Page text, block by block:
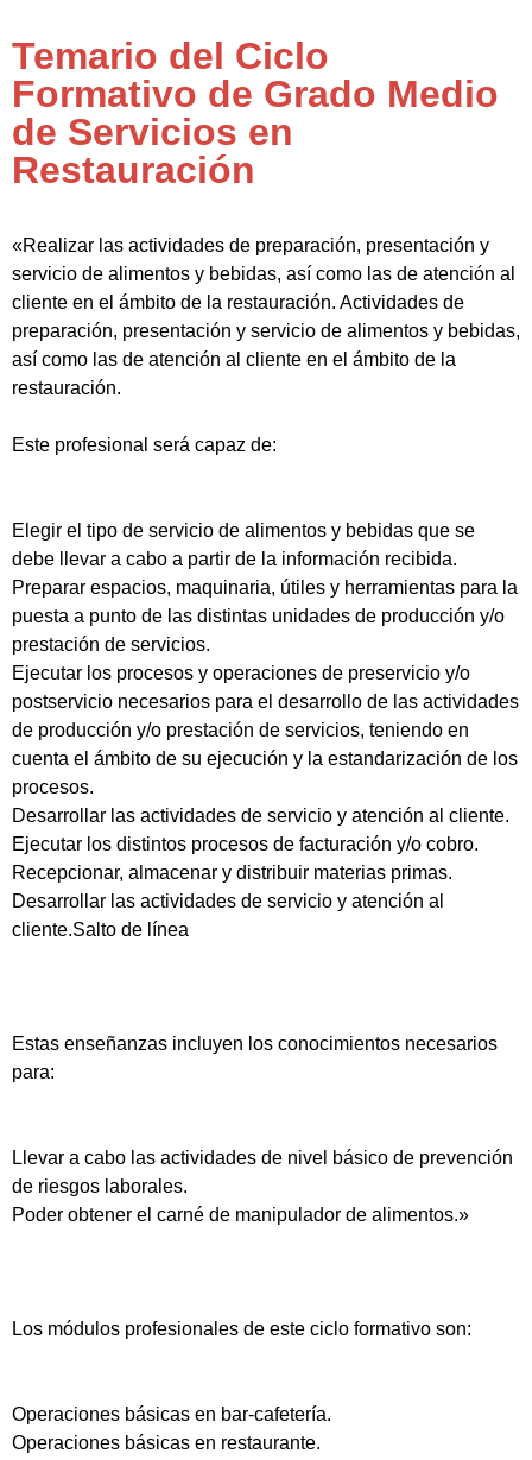
Temario del Ciclo
Formativo de Grado Medio
de Servicios en
Restauración
«Realizar las actividades de preparación, presentación y
servicio de alimentos y bebidas, así como las de atención al
cliente en el ámbito de la restauración. Actividades de
preparación, presentación y servicio de alimentos y bebidas,
así como las de atención al cliente en el ámbito de la
restauración.
Este profesional será capaz de:
Elegir el tipo de servicio de alimentos y bebidas que se
debe llevar a cabo a partir de la información recibida.
Preparar espacios, maquinaria, útiles y herramientas para la
puesta a punto de las distintas unidades de producción y/o
prestación de servicios.
Ejecutar los procesos y operaciones de preservicio y/o
postservicio necesarios para el desarrollo de las actividades
de producción y/o prestación de servicios, teniendo en
cuenta el ámbito de su ejecución y la estandarización de los
procesos.
Desarrollar las actividades de servicio y atención al cliente.
Ejecutar los distintos procesos de facturación y/o cobro.
Recepcionar, almacenar y distribuir materias primas.
Desarrollar las actividades de servicio y atención al
cliente.Salto de línea
Estas enseñanzas incluyen los conocimientos necesarios
para:
Llevar a cabo las actividades de nivel básico de prevención
de riesgos laborales.
Poder obtener el carné de manipulador de alimentos.»
Los módulos profesionales de este ciclo formativo son:
Operaciones básicas en bar-cafetería.
Operaciones básicas en restaurante.